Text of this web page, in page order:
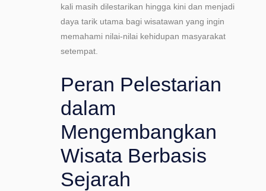
kali masih dilestarikan hingga kini dan menjadi
daya tarik utama bagi wisatawan yang ingin
memahami nilai-nilai kehidupan masyarakat
setempat.
Peran Pelestarian
dalam
Mengembangkan
Wisata Berbasis
Sejarah